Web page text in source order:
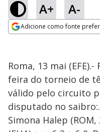
A+ A-
Adicione como fonte
Roma, 13 mai
feira do torneio de
válido pelo circuito
disputado no
Simona Halep